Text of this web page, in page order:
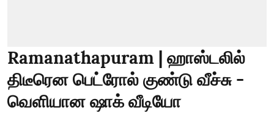
Ramanathapuram | ஹாஸ்டலில்
திடீரென பெட்ரோல் குண்டு வீச்சு -
வெளியான ஷாக் வீடியோ